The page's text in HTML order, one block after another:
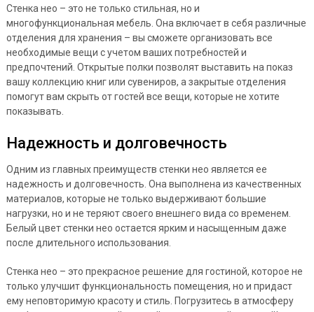
Стенка нео – это не только стильная, но и
многофункциональная мебель. Она включает в себя различные
отделения для хранения – вы сможете организовать все
необходимые вещи с учетом ваших потребностей и
предпочтений. Открытые полки позволят выставить на показ
вашу коллекцию книг или сувениров, а закрытые отделения
помогут вам скрыть от гостей все вещи, которые не хотите
показывать.
Надежность и долговечность
Одним из главных преимуществ стенки нео является ее
надежность и долговечность. Она выполнена из качественных
материалов, которые не только выдерживают большие
нагрузки, но и не теряют своего внешнего вида со временем.
Белый цвет стенки нео остается ярким и насыщенным даже
после длительного использования.
Стенка нео – это прекрасное решение для гостиной, которое не
только улучшит функциональность помещения, но и придаст
ему неповторимую красоту и стиль. Погрузитесь в атмосферу